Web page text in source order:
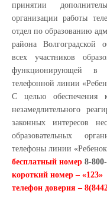
принятии
организации работы
отдел по образованию
района Волгоградской
всех участников
функционирующей в
телефонной линии
С целью обеспечения
незамедлительного
законных интересов
образовательных
телефоны линии
бесплатный номер 8-
короткий номер – «123»
телефон доверия –